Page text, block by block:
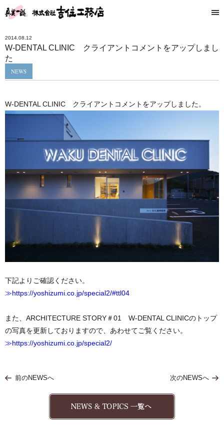
2014.08.12
W-DENTAL CLINIC クライアントコメントをアップしまし
た
NEWS
W-DENTAL CLINIC クライアントコメントをアップしました。
下記よりご確認ください。
≫https://yoshizumi.co.jp/special2/#ttl04
また、ARCHITECTURE STORY＃01 W-DENTAL CLINICのトップ
の写真を更新しておりますので、あわせてご覧ください。
≫https://yoshizumi.co.jp/special2/
前のNEWSへ 次のNEWSへ